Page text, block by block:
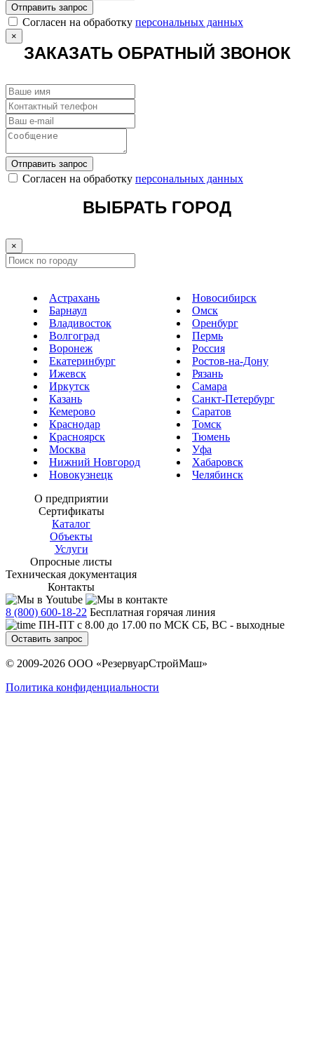
Отправить запрос
Cогласен на обработку персональных данных
×
ЗАКАЗАТЬ ОБРАТНЫЙ ЗВОНОК
Отправить запрос
Cогласен на обработку персональных данных
ВЫБРАТЬ ГОРОД
×
Астрахань
Барнаул
Владивосток
Волгоград
Воронеж
Екатеринбург
Ижевск
Иркутск
Казань
Кемерово
Краснодар
Красноярск
Москва
Нижний Новгород
Новокузнецк
Новосибирск
Омск
Оренбург
Пермь
Россия
Ростов-на-Дону
Рязань
Самара
Санкт-Петербург
Саратов
Томск
Тюмень
Уфа
Хабаровск
Челябинск
О предприятии
Сертификаты
Каталог
Объекты
Услуги
Опросные листы
Техническая документация
Контакты
8 (800) 600-18-22 Бесплатная горячая линия
ПН-ПТ с 8.00 до 17.00 по МСК СБ, ВС - выходные
Оставить запрос
© 2009-2026 ООО «РезервуарСтройМаш»
Политика конфиденциальности